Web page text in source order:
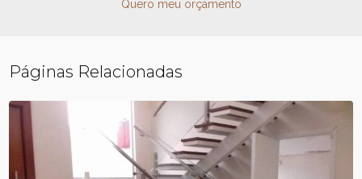
Quero meu orçamento
Páginas Relacionadas